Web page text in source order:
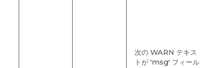
次の WARN テキス
トが 'msg' フィール